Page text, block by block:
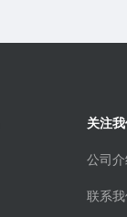
关注
公司
联系